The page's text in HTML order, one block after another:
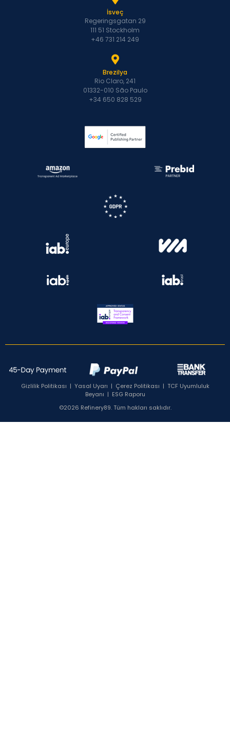
İsveç
Regeringsgatan 29
111 51 Stockholm
+46 731 214 249
Brezilya
Rio Claro, 241
01332-010 São Paulo
+34 650 828 529
Gizlilik Politikası | Yasal Uyarı | Çerez Politikası | TCF Uyumluluk
Beyanı | ESG Raporu
©2026 Refinery89. Tüm hakları saklıdır.